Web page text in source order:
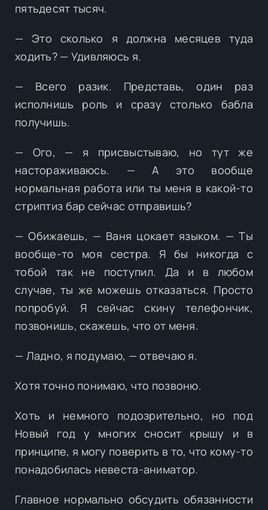
пятьдесят тысяч.
— Это сколько я должна месяцев туда
ходить? — Удивляюсь я.
— Всего разик. Представь, один раз
исполнишь роль и сразу столько бабла
получишь.
— Ого, — я присвыстываю, но тут же
настораживаюсь. — А это вообще
нормальная работа или ты меня в какой-то
стриптиз бар сейчас отправишь?
— Обижаешь, — Ваня цокает языком. — Ты
вообще-то моя сестра. Я бы никогда с
тобой так не поступил. Да и в любом
случае, ты же можешь отказаться. Просто
попробуй. Я сейчас скину телефончик,
позвонишь, скажешь, что от меня.
— Ладно, я подумаю, — отвечаю я.
Хотя точно понимаю, что позвоню.
Хоть и немного подозрительно, но под
Новый год у многих сносит крышу и в
принципе, я могу поверить в то, что кому-то
понадобилась невеста-аниматор.
Главное нормально обсудить обязанности